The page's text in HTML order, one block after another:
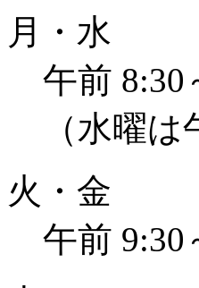
月・水
午前
（水曜
火・金
午前